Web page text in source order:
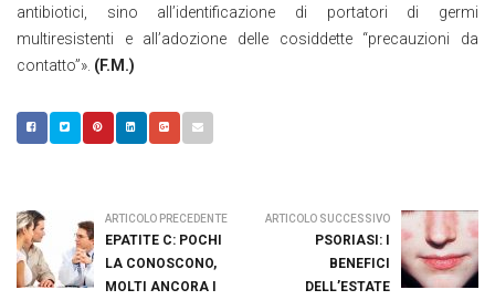
antibiotici, sino
all’identificazione di portatori di germi
multiresistenti e all’adozione delle cosiddette “precauzioni da
contatto”». (F.M.)
ARTICOLO PRECEDENTE
EPATITE C: POCHI
LA CONOSCONO,
MOLTI ANCORA I
ARTICOLO SUCCESSIVO
PSORIASI: I
BENEFICI
DELL’ESTATE